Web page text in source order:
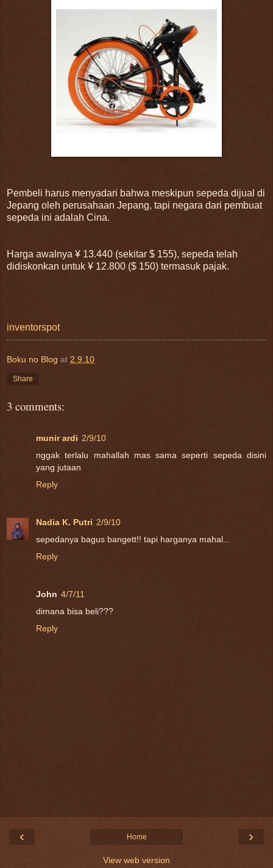
Pembeli harus menyadari bahwa meskipun sepeda dijual di
Jepang oleh perusahaan Jepang, tapi negara dari pembuat
sepeda ini adalah Cina.
Harga awalnya ¥ 13.440 (sekitar $ 155), sepeda telah
didiskonkan untuk ¥ 12.800 ($ 150) termasuk pajak.
inventorspot
Boku no Blog at 2.9.10
Share
3 comments:
munir ardi 2/9/10
nggak terlalu mahallah mas sama seperti sepeda disini
yang jutaan
Reply
Nadia K. Putri 2/9/10
sepedanya bagus bangett!! tapi harganya mahal...
Reply
John 4/7/11
dimana bisa beli???
Reply
‹ ›
Home
View web version